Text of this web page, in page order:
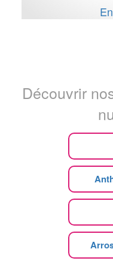
Découvrir